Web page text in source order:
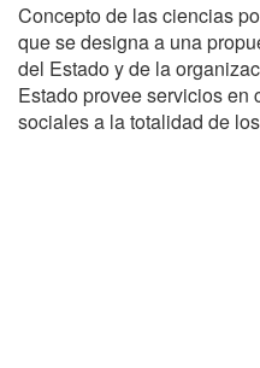
Concepto de las ciencias
que se designa a una
del Estado y de la
Estado provee servicios en
sociales a la totalidad de